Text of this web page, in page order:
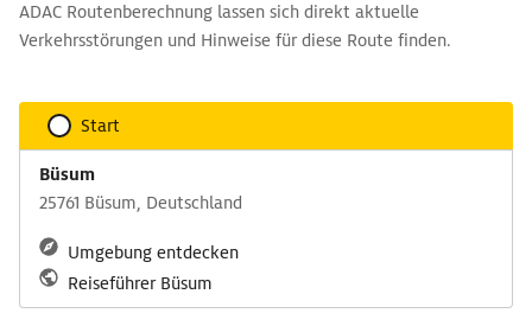
ADAC Routenberechnung lassen sich direkt aktuelle
Verkehrsstörungen und Hinweise für diese Route finden.
Start
Büsum
25761 Büsum, Deutschland
Umgebung entdecken
Reiseführer Büsum